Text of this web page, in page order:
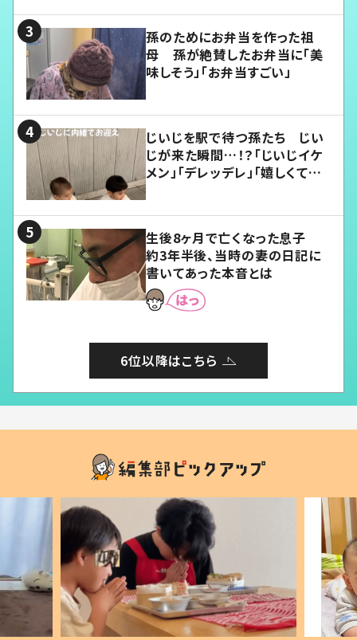
孫のためにお弁当を作った祖
母 孫が絶賛したお弁当に「美
味しそう」「お弁当すごい」
じいじを駅で待つ孫たち じい
じが来た瞬間…！？「じいじイケ
メン」「デレッデレ」「嬉しくて可
生後8ヶ月で亡くなった息子
約3年半後、当時の妻の日記に
書いてあった本音とは
6位以降はこちら